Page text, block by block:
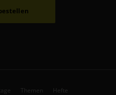
Themen Hefte